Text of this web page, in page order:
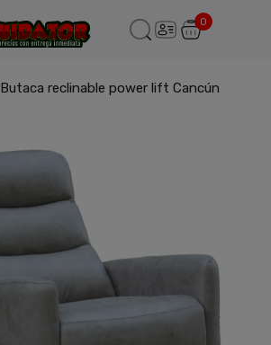
0
Butaca reclinable power lift Cancún